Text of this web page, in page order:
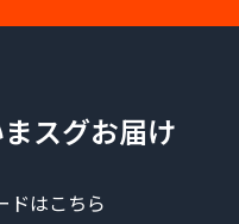
スグお届け
ドはこちら